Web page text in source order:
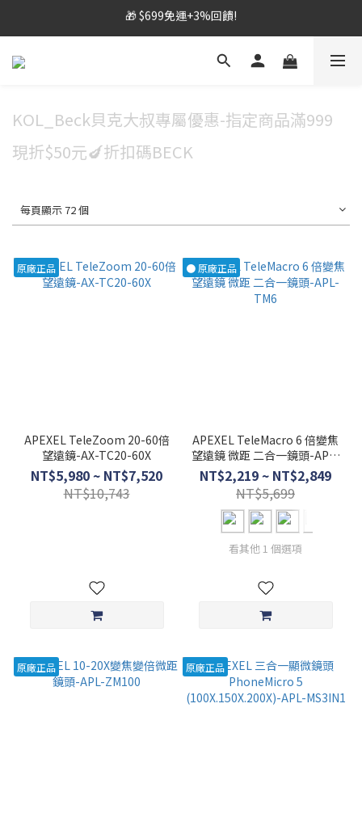
🎁 $699免運+3%回饋!
🎁 $699免運+3%回饋!
🎁 $699免運+3%回饋!
KOL_Beck貝克大叔專屬優惠-指定商品滿999
現折$50元🍆折扣碼BECK
每頁顯示 72 個
原廠正品
APEXEL TeleZoom 20-60倍
望遠鏡-AX-TC20-60X
NT$5,980 ~ NT$7,520
NT$10,743
● 原廠正品
APEXEL TeleMacro 6 倍變焦
望遠鏡 微距 二合一鏡頭-APL-
TM6
NT$2,219 ~ NT$2,849
NT$5,699
看其他 1 個選項
原廠正品 原廠正品